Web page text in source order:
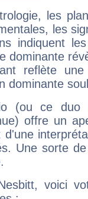
les
les
indiquent
dominante
reflète
dominante
(ou ce duo
offre un
d'une
Une sorte
voici